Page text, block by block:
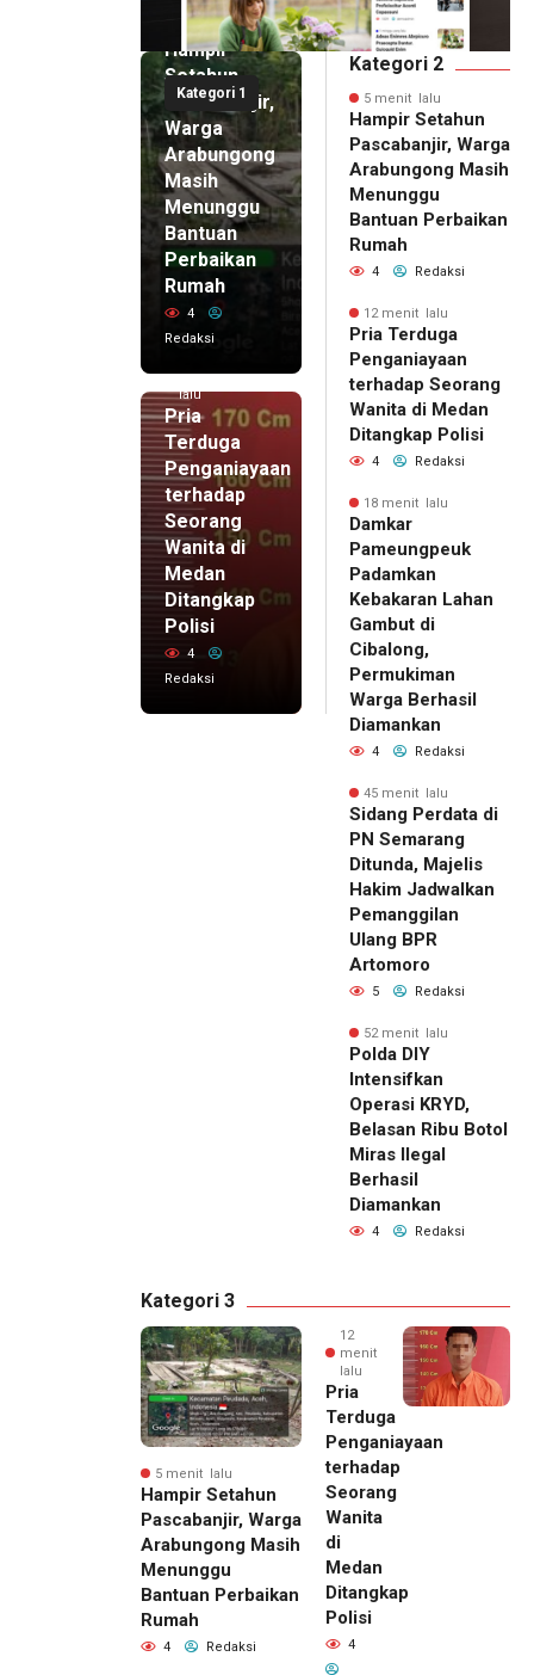
Kategori 1
5 menit
lalu
Hampir
Setahun
Pascabanjir,
Warga
Arabungong
Masih
Menunggu
Bantuan
Perbaikan
Rumah
4
Redaksi
12 menit
lalu
Pria
Terduga
Penganiayaan
terhadap
Seorang
Wanita di
Medan
Ditangkap
Polisi
4
Redaksi
Kategori 2
5 menit lalu
Hampir Setahun
Pascabanjir, Warga
Arabungong Masih
Menunggu
Bantuan Perbaikan
Rumah
4 Redaksi
12 menit lalu
Pria Terduga
Penganiayaan
terhadap Seorang
Wanita di Medan
Ditangkap Polisi
4 Redaksi
18 menit lalu
Damkar
Pameungpeuk
Padamkan
Kebakaran Lahan
Gambut di
Cibalong,
Permukiman
Warga Berhasil
Diamankan
4 Redaksi
45 menit lalu
Sidang Perdata di
PN Semarang
Ditunda, Majelis
Hakim Jadwalkan
Pemanggilan
Ulang BPR
Artomoro
5 Redaksi
52 menit lalu
Polda DIY
Intensifkan
Operasi KRYD,
Belasan Ribu Botol
Miras Ilegal
Berhasil
Diamankan
4 Redaksi
Kategori 3
5 menit lalu
Hampir Setahun
Pascabanjir, Warga
Arabungong Masih
Menunggu
Bantuan Perbaikan
Rumah
4 Redaksi
12
menit
lalu
Pria
Terduga
Penganiayaan
terhadap
Seorang
Wanita
di
Medan
Ditangkap
Polisi
4